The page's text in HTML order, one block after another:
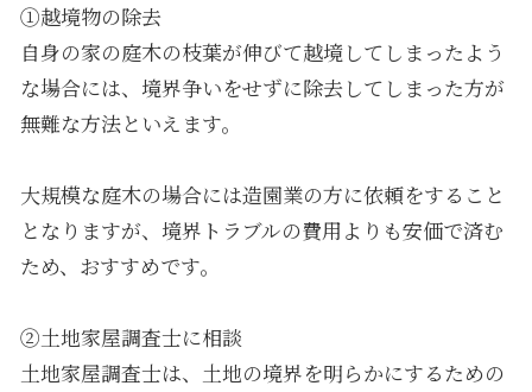
①越境物の除去
自身の家の庭木の枝葉が伸びて越境してしまったよう
な場合には、境界争いをせずに除去してしまった方が
無難な方法といえます。
大規模な庭木の場合には造園業の方に依頼をすること
となりますが、境界トラブルの費用よりも安価で済む
ため、おすすめです。
②土地家屋調査士に相談
土地家屋調査士は、土地の境界を明らかにするための